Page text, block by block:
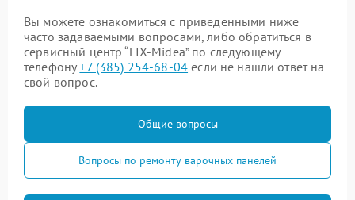
Вы можете ознакомиться с приведенными ниже
часто задаваемыми вопросами, либо обратиться в
сервисный центр “FIX-Midea” по следующему
телефону+7 (385) 254-68-04 если не нашли ответ на
свой вопрос.
Общие вопросы
Вопросы по ремонту варочных панелей